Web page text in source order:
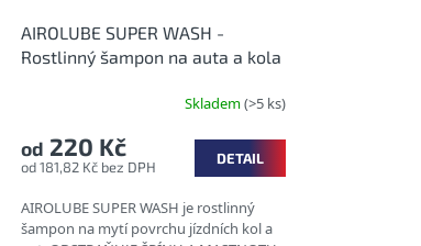
AIROLUBE SUPER WASH -
Rostlinný šampon na auta a kola
Skladem(>5 ks)
od 181,82 Kč bez DPH
od 220 Kč DETAIL
AIROLUBE SUPER WASH je rostlinný
šampon na mytí povrchu jízdních kol a